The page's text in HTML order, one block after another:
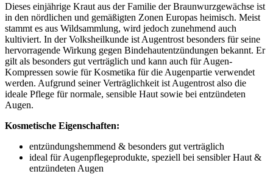
Dieses einjährige Kraut aus der Familie der Braunwurzgewächse ist
in den nördlichen und gemäßigten Zonen Europas heimisch. Meist
stammt es aus Wildsammlung, wird jedoch zunehmend auch
kultiviert. In der Volksheilkunde ist Augentrost besonders für seine
hervorragende Wirkung gegen Bindehautentzündungen bekannt. Er
gilt als besonders gut verträglich und kann auch für Augen-
Kompressen sowie für Kosmetika für die Augenpartie verwendet
werden. Aufgrund seiner Verträglichkeit ist Augentrost also die
ideale Pflege für normale, sensible Haut sowie bei entzündeten
Augen.
Kosmetische Eigenschaften:
entzündungshemmend & besonders gut verträglich
ideal für Augenpflegeprodukte, speziell bei sensibler Haut &
entzündeten Augen